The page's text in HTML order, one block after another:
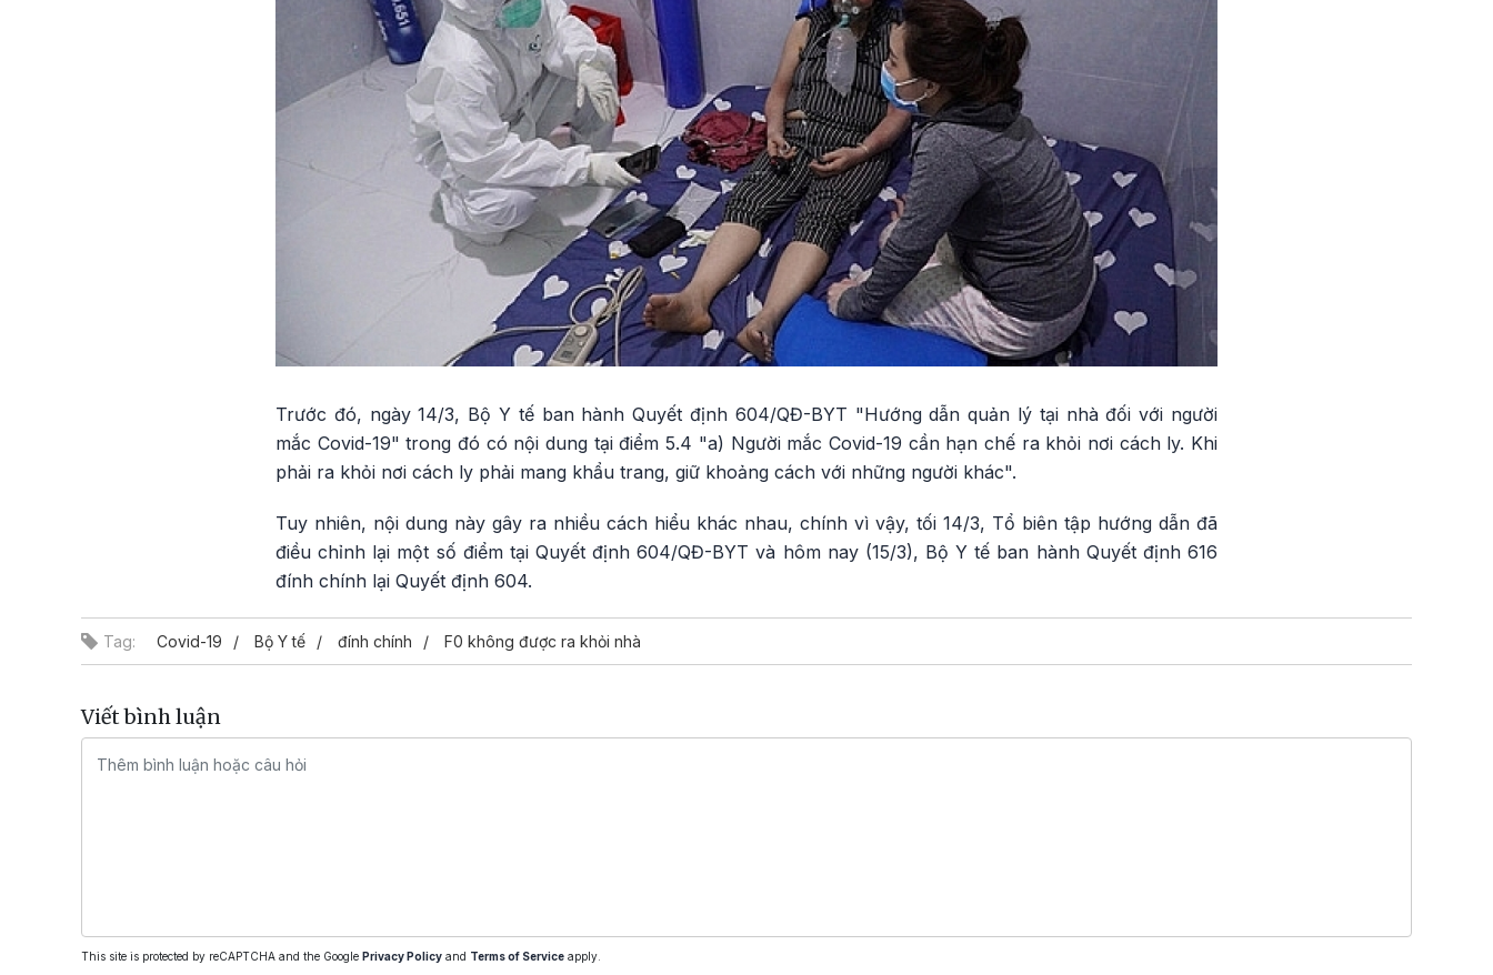
Trước đó, ngày 14/3, Bộ Y tế ban hành Quyết định 604/QĐ-BYT "Hướng dẫn quản lý tại nhà đối với người
mắc Covid-19" trong đó có nội dung tại điểm 5.4 "a) Người mắc Covid-19 cần hạn chế ra khỏi nơi cách ly. Khi
phải ra khỏi nơi cách ly phải mang khẩu trang, giữ khoảng cách với những người khác".
Tuy nhiên, nội dung này gây ra nhiều cách hiểu khác nhau, chính vì vậy, tối 14/3, Tổ biên tập hướng dẫn đã
điều chỉnh lại một số điểm tại Quyết định 604/QĐ-BYT và hôm nay (15/3), Bộ Y tế ban hành Quyết định 616
đính chính lại Quyết định 604.
Tag: Covid-19 Bộ Y tế đính chính F0 không được ra khỏi nhà
Viết bình luận
This site is protected by reCAPTCHA and the Google Privacy Policy and Terms of Service apply.